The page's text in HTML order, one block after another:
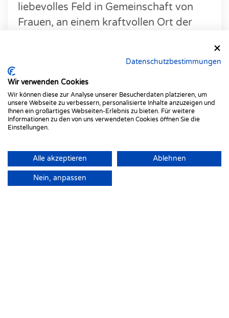
liebevolles Feld in Gemeinschaft von
Frauen, an einem kraftvollen Ort der
erfahre mehr
Leberreinigung und
Entgiftung
Datenschutzbestimmungen
Wir verwenden Cookies
Wir können diese zur Analyse unserer Besucherdaten platzieren, um
unsere Webseite zu verbessern, personalisierte Inhalte anzuzeigen und
Ihnen ein großartiges Webseiten-Erlebnis zu bieten. Für weitere
Informationen zu den von uns verwendeten Cookies öffnen Sie die
Einstellungen.
Alle akzeptieren Ablehnen
Nein, anpassen